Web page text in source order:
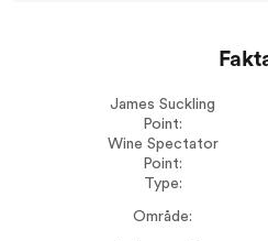
James Suckling
Point:
Wine Spectator
Point:
Type:
Område: